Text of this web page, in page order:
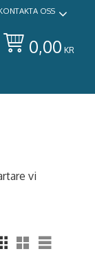
OSS
0,00 KR
vi